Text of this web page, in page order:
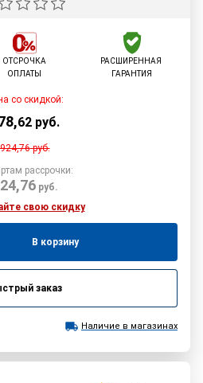
ОТСРОЧКА
ОПЛАТЫ
РАСШИРЕННАЯ
ГАРАНТИЯ
со скидкой:
,62 руб.
924,76руб.
рассрочки:
руб.
свою скидку
В корзину
заказ
Наличие в магазинах